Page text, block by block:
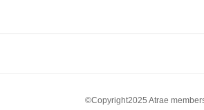
©Copyright2025 Atrae